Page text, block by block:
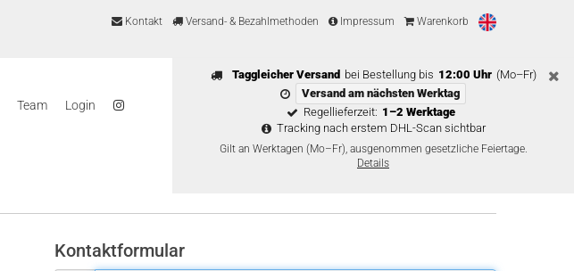
Kontakt Versand- & Bezahlmethoden Impressum Warenkorb
Taggleicher Versand bei Bestellung bis 12:00 Uhr (Mo–Fr)
Versand am nächsten Werktag
Regellieferzeit: 1–2 Werktage
Tracking nach erstem DHL-Scan sichtbar
Gilt an Werktagen (Mo–Fr), ausgenommen gesetzliche Feiertage.
Details
Team Login
Kontaktformular